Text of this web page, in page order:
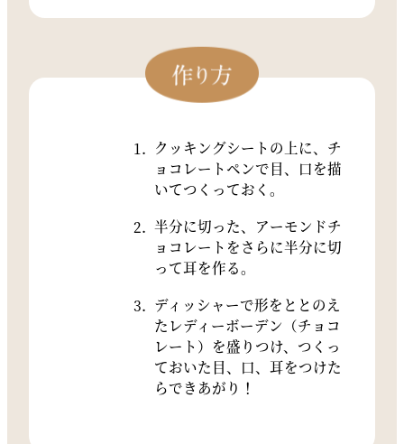
クッキングシートの上に、チ
ョコレートペンで目、口を描
いてつくっておく。
半分に切った、アーモンドチ
ョコレートをさらに半分に切
って耳を作る。
ディッシャーで形をととのえ
たレディーボーデン（チョコ
レート）を盛りつけ、つくっ
ておいた目、口、耳をつけた
らできあがり！